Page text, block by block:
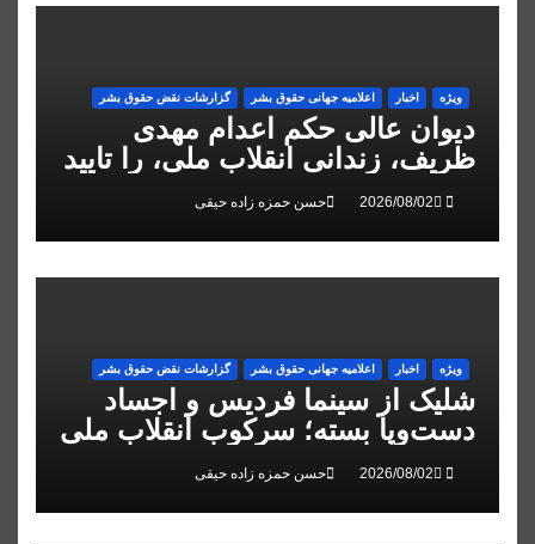
ویژه اخبار اعلاميه جهانی حقوق بشر گزارشات نقض حقوق بشر
دیوان عالی حکم اعدام مهدی
ظریف، زندانی انقلاب ملی، را تایید
کرد
حسن حمزه زاده حیقی
ویژه اخبار اعلاميه جهانی حقوق بشر گزارشات نقض حقوق بشر
شلیک از سینما فردیس و اجساد
دست‌وپا بسته؛ سرکوب انقلاب ملی
در البرز
حسن حمزه زاده حیقی